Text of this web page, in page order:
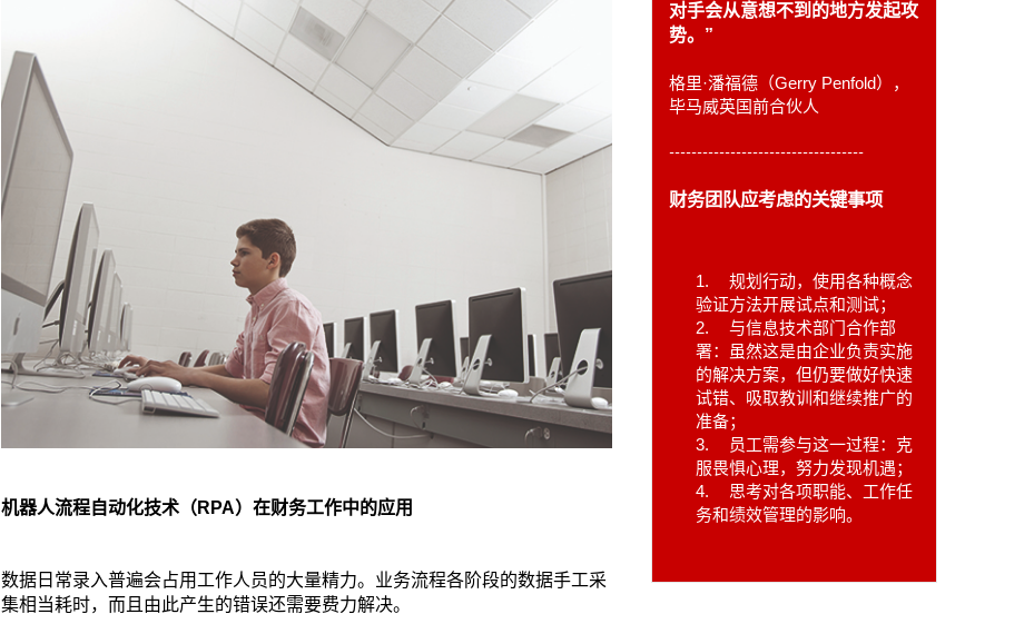
机器人流程自动化技术（RPA）在财务工作中的应用
数据日常录入普遍会占用工作人员的大量精力。业务流程各阶段的数据手工采
集相当耗时，而且由此产生的错误还需要费力解决。
对手会从意想不到的地方发起攻
势。 ”
格里·潘福德（Gerry Penfold），
毕马威英国前合伙人
-----------------------------------
财务团队应考虑的关键事项
1.
规划行动，使用各种概念
验证方法开展试点和测试；
2.
与信息技术部门合作部
署：虽然这是由企业负责实施
的解决方案，但仍要做好快速
试错、吸取教训和继续推广的
准备；
3.
员工需参与这一过程：克
服畏惧心理，努力发现机遇；
4.
思考对各项职能、工作任
务和绩效管理的影响。